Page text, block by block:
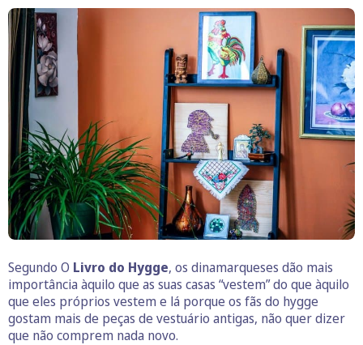
Segundo O Livro do Hygge, os dinamarqueses dão mais
importância àquilo que as suas casas “vestem” do que àquilo
que eles próprios vestem e lá porque os fãs do hygge
gostam mais de peças de vestuário antigas, não quer dizer
que não comprem nada novo.